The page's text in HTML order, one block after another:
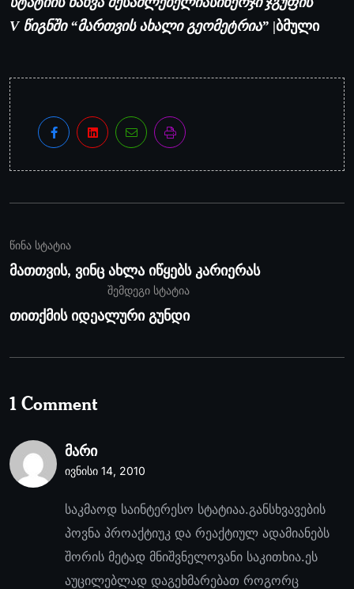
V წიგნში “მართვის ახალი გეომეტრია” |ბმული
წინა სტატია
მათთვის, ვინც ახლა იწყებს კარიერას
შემდეგი სტატია
თითქმის იდეალური გუნდი
1 Comment
მარი
ივნისი 14, 2010
საკმაოდ საინტერესო სტატიაა.განსხვავების
პოვნა პროაქტიუკ და რეაქტიულ ადამიანებს
შორის მეტად მნიშვნელოვანი საკითხია.ეს
აუცილებლად დაგეხმარებათ როგორც